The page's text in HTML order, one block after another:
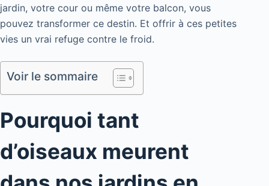
jardin, votre cour ou même votre balcon, vous
pouvez transformer ce destin. Et offrir à ces petites
vies un vrai refuge contre le froid.
Voir le sommaire
Pourquoi tant
d’oiseaux meurent